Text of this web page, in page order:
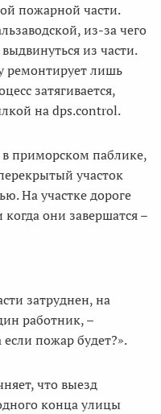
пожарной части.
из-за чего
из части.
ремонтирует лишь
затягивается,
на dps.control.
приморском паблике,
участок
На участке дороге
они завершатся –
затруднен, на
работник, –
пожар будет?».
что выезд
конца улицы